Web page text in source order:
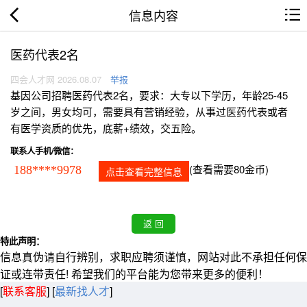
信息内容
医药代表2名
四会人才网 2026.08.07 举报
基因公司招聘医药代表2名，要求：大专以下学历，年龄25-45
岁之间，男女均可，需要具有营销经验，从事过医药代表或者
有医学资质的优先，底薪+绩效，交五险。
联系人手机/微信：
188****9978 点击查看完整信息 (查看需要80金币)
特此声明：
信息真伪请自行辨别，求职应聘须谨慎，网站对此不承担任何保
证或连带责任! 希望我们的平台能为您带来更多的便利！
[联系客服] [最新找人才]